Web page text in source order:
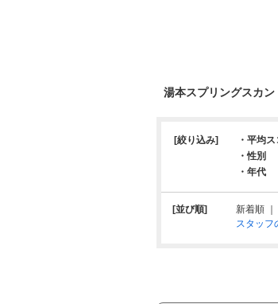
湯本スプリングスカ
[絞り込み] ・平均
・性別
・年代
[並び順] 新着順
スタッフ